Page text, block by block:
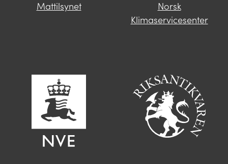
Mattilsynet
Norsk
Klimaservicesenter